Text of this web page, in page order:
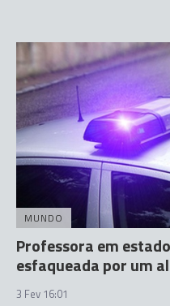
MUNDO
Professora em
esfaqueada por um
3 Fev 16:01